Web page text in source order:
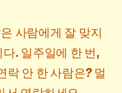
사람에게 잘 맞지
. 일주일에 한 번,
락 안 한 사람은? 멀